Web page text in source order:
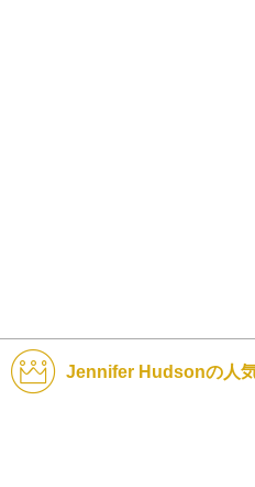
Jennifer Hudsonの人